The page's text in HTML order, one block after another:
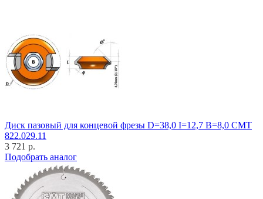
Диск пазовый для концевой фрезы D=38,0 I=12,7 B=8,0 CMT
822.029.11
3 721 р.
Подобрать аналог